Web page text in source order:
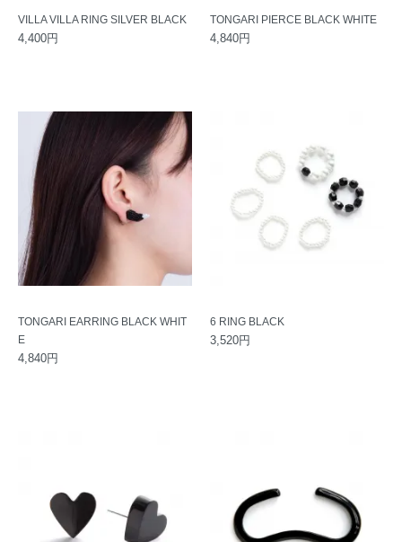
VILLA VILLA RING SILVER BLACK
4,400円
TONGARI PIERCE BLACK WHITE
4,840円
TONGARI EARRING BLACK WHIT
E
4,840円
6 RING BLACK
3,520円